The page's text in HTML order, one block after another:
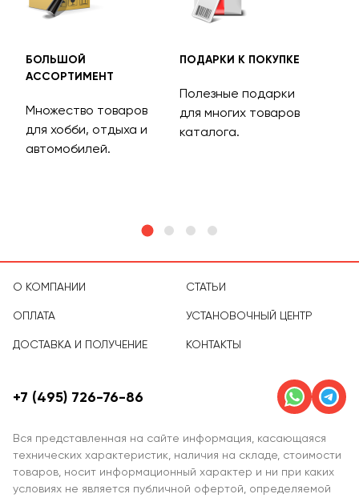
БОЛЬШОЙ
АССОРТИМЕНТ
Множество товаров
для хобби, отдыха и
автомобилей.
ПОДАРКИ К ПОКУПКЕ
Полезные подарки
для многих товаров
каталога.
О КОМПАНИИ
ОПЛАТА
ДОСТАВКА И ПОЛУЧЕНИЕ
СТАТЬИ
УСТАНОВОЧНЫЙ ЦЕНТР
КОНТАКТЫ
Вся представленная на сайте информация, касающаяся
технических характеристик, наличия на складе, стоимости
товаров, носит информационный характер и ни при каких
условиях не является публичной офертой, определяемой
+7 (495) 726-76-86